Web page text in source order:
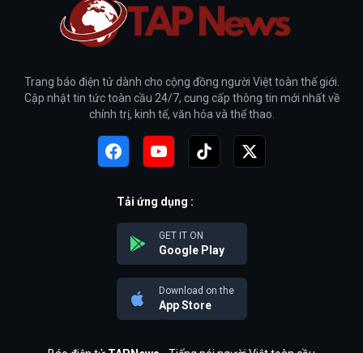
Trang báo điện tử dành cho cộng đồng người Việt toàn thế giới.
Cập nhật tin tức toàn cầu 24/7, cung cấp thông tin mới nhất về
chính trị, kinh tế, văn hóa và thể thao.
Tải ứng dụng :
GET IT ON
Google Play
Download on the
App Store